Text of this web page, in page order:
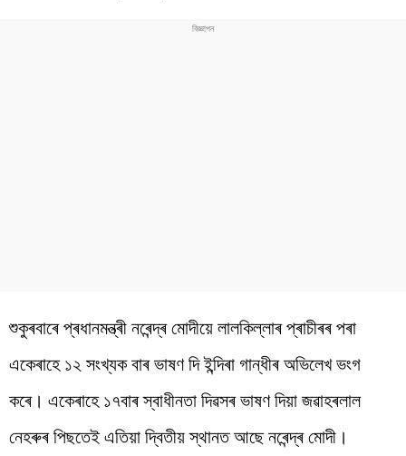
শুকুৰবাৰে প্ৰধানমন্ত্ৰী নৰেন্দ্ৰ মোদীয়ে লালকিল্লাৰ প্ৰাচীৰৰ পৰা
একেৰাহে ১২ সংখ্যক বাৰ ভাষণ দি ইন্দিৰা গান্ধীৰ অভিলেখ ভংগ
কৰে। একেৰাহে ১৭বাৰ স্বাধীনতা দিৱসৰ ভাষণ দিয়া জৱাহৰলাল
নেহৰুৰ পিছতেই এতিয়া দ্বিতীয় স্থানত আছে নৰেন্দ্ৰ মোদী।